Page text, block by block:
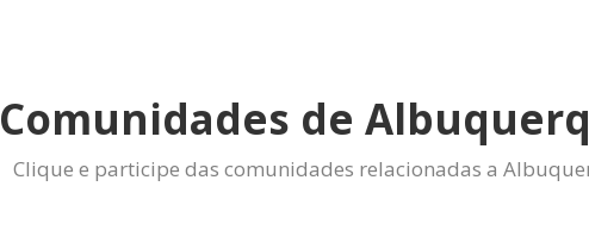
Comunidades de
Clique e participe das comunidades relacionadas a